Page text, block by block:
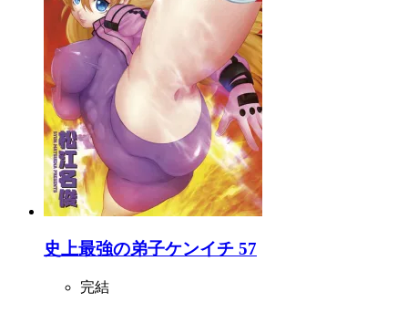
史上最強の弟子ケンイチ 57
完結